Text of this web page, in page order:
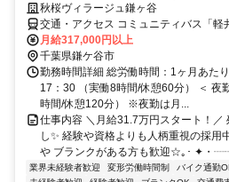
秋桜ヴィラージュ鎌ヶ谷
交通・アクセス コミュニティバス「軽
月給317,000円以上
千葉県鎌ケ谷市
勤務時間詳細 総労働時間：1ヶ月あた
17：30 （実働8時間/休憩60分） ＜ 夜
時間/休憩120分） ※夜勤は月...
仕事内容 ＼月給31.7万円スタート！／
し✨ 経験や資格よりも人柄重視の採用
や ブランクがある方も歓迎☆｡･ ✦
業界未経験者歓迎 変形労働時間制 バイク通勤